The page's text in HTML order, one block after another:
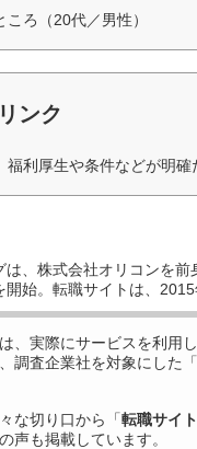
ろ（20代／男性）
ンク
利厚生や条件などが明確
は、株式会社オリコンを
始。転職サイトは、
、実際にサービスを利用
調査企業社を対象にした「
な切り口から「転職サイト
声も掲載しています。